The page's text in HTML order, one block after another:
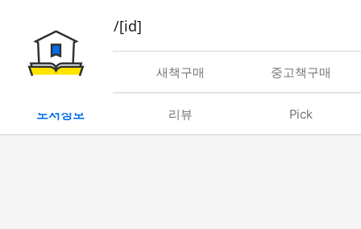
book/rent/[id]
대여 새책구매 중고책구매
도서정보 리뷰 Pick